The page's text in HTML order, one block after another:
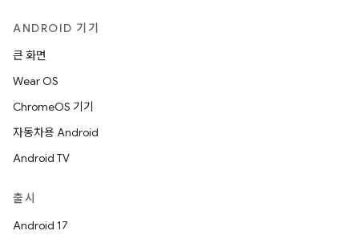
ANDROID 기기
큰 화면
Wear OS
ChromeOS 기기
자동차용 Android
Android TV
출시
Android 17